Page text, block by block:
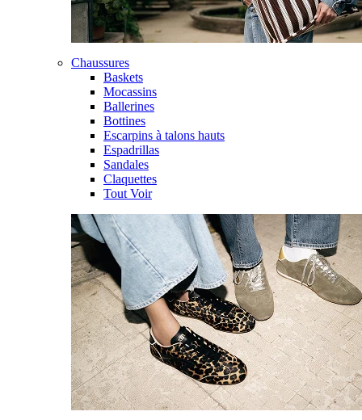
Chaussures
Baskets
Mocassins
Ballerines
Bottines
Escarpins à talons hauts
Espadrillas
Sandales
Claquettes
Tout Voir